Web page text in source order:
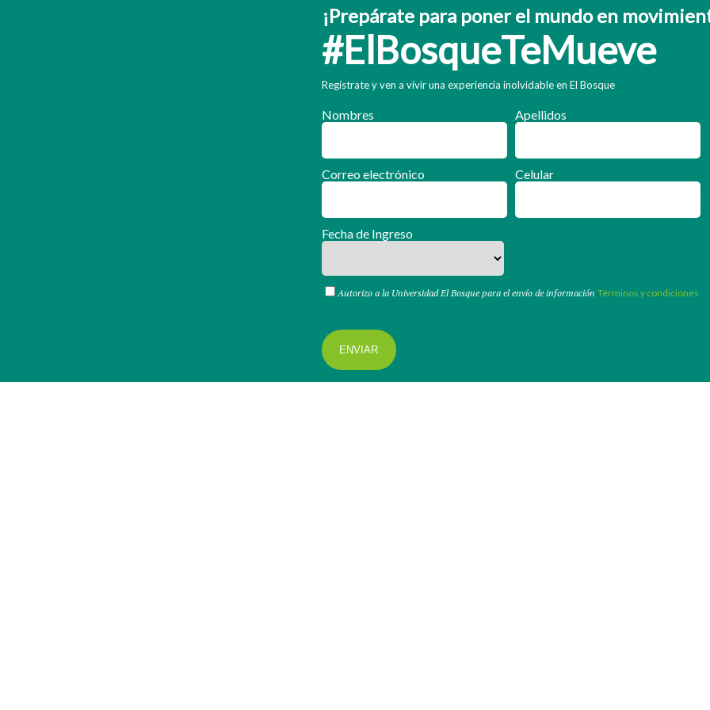
Nombres Apellidos
Correo electrónico Celular
Fecha de Ingreso
Autorizo a la Universidad El Bosque para el envío de información Términos y condiciones
Regístrate y ven a vivir una experiencia inolvidable en El Bosque
#ElBosqueTeMueve
¡Prepárate para poner el mundo en